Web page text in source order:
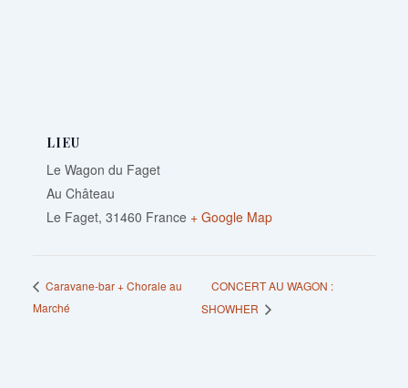
LIEU
Le Wagon du Faget
Au Château
Le Faget, 31460 France + Google Map
Caravane-bar + Chorale au
Marché
CONCERT AU WAGON :
SHOWHER